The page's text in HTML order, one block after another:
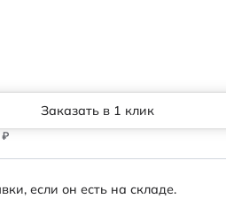
Заказать в 1 клик
₽
если он есть на складе.